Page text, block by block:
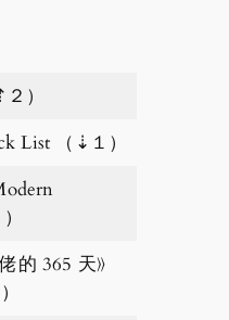
２）
List （⇣１）
的 365 天》